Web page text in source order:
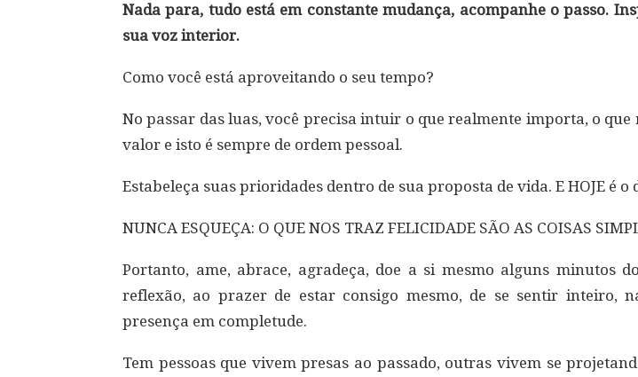
Nada para, tudo está em constante mudança, acompanhe o passo.
sua voz interior.
Como você está aproveitando o seu tempo?
No passar das luas, você precisa intuir o que realmente importa, o que
valor e isto é sempre de ordem pessoal.
Estabeleça suas prioridades dentro de sua proposta de vida. E HOJE é o
NUNCA ESQUEÇA: O QUE NOS TRAZ FELICIDADE SÃO AS COISAS
Portanto, ame, abrace, agradeça, doe a si mesmo alguns minutos
reflexão, ao prazer de estar consigo mesmo, de se sentir inteiro,
presença em completude.
Tem pessoas que vivem presas ao passado, outras vivem se